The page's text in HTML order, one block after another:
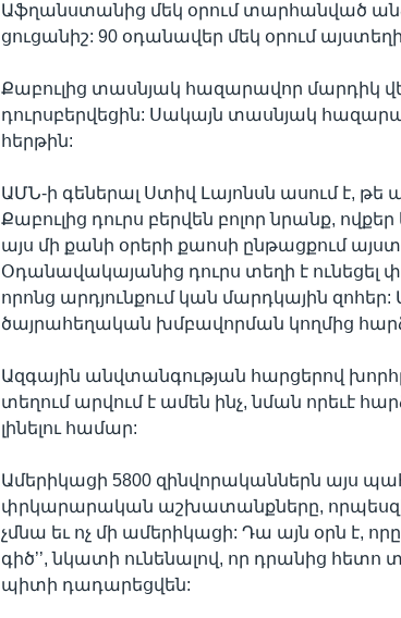
Աֆղանստանից մեկ օրում տարհանված
ցուցանիշ: 90 օդանավեր մեկ օրում
Քաբուլից տասնյակ հազարավոր մարդիկ
դուրսբերվեցին: Սակայն տասնյակ
հերթին:
ԱՄՆ-ի գեներալ Ստիվ Լայոնսն ասում է, թե
Քաբուլից դուրս բերվեն բոլոր նրանք,
այս մի քանի օրերի քաոսի ընթացքում
Օդանավակայանից դուրս տեղի է ունեցել
որոնց արդյունքում կան մարդկային
ծայրահեղական խմբավորման կողմից
Ազգային անվտանգության հարցերով
տեղում արվում է ամեն ինչ, նման որեւէ
լինելու համար:
Ամերիկացի 5800 զինվորականներն այս
փրկարարական աշխատանքները, որպեսզի
չմնա եւ ոչ մի ամերիկացի: Դա այն օրն է,
գիծ’’, նկատի ունենալով, որ դրանից
պիտի դադարեցվեն: